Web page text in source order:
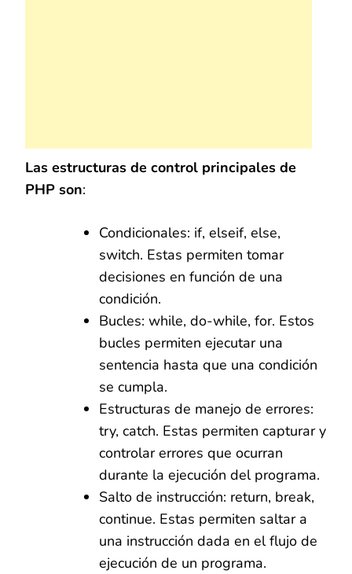
Las estructuras de control principales de
PHP son:
Condicionales: if, elseif, else,
switch. Estas permiten tomar
decisiones en función de una
condición.
Bucles: while, do-while, for. Estos
bucles permiten ejecutar una
sentencia hasta que una condición
se cumpla.
Estructuras de manejo de errores:
try, catch. Estas permiten capturar y
controlar errores que ocurran
durante la ejecución del programa.
Salto de instrucción: return, break,
continue. Estas permiten saltar a
una instrucción dada en el flujo de
ejecución de un programa.